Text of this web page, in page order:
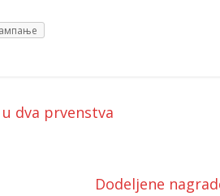
dva prvenstva
Dodeljene